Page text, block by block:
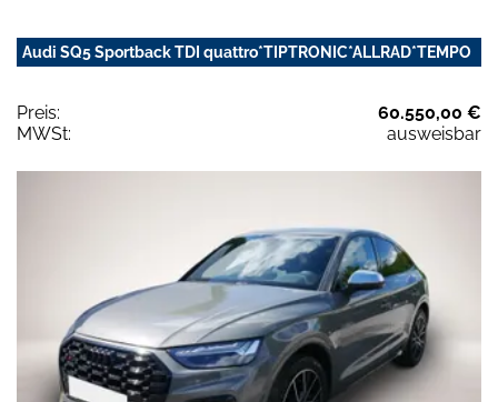
Audi SQ5 Sportback TDI quattro*TIPTRONIC*ALLRAD*TEMPO
Preis:
60.550,00 €
MWSt:
ausweisbar